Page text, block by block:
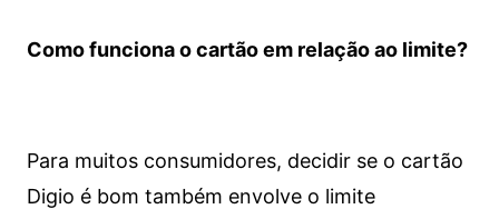
Como funciona o cartão em relação ao limite?
Para muitos consumidores, decidir se o cartão
Digio é bom também envolve o limite